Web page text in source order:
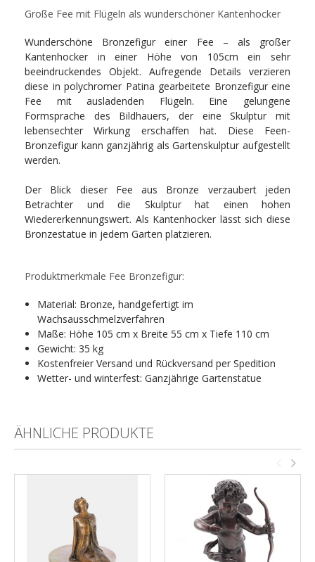
Große Fee mit Flügeln als wunderschöner Kantenhocker
Wunderschöne Bronzefigur einer Fee – als großer
Kantenhocker in einer Höhe von 105cm ein sehr
beeindruckendes Objekt. Aufregende Details verzieren
diese in polychromer Patina gearbeitete Bronzefigur eine
Fee mit ausladenden Flügeln. Eine gelungene
Formsprache des Bildhauers, der eine Skulptur mit
lebensechter Wirkung erschaffen hat. Diese Feen-
Bronzefigur kann ganzjährig als Gartenskulptur aufgestellt
werden.
Der Blick dieser Fee aus Bronze verzaubert jeden
Betrachter und die Skulptur hat einen hohen
Wiedererkennungswert. Als Kantenhocker lässt sich diese
Bronzestatue in jedem Garten platzieren.
Produktmerkmale Fee Bronzefigur:
Material: Bronze, handgefertigt im
Wachsausschmelzverfahren
Maße: Höhe 105 cm x Breite 55 cm x Tiefe 110 cm
Gewicht: 35 kg
Kostenfreier Versand und Rückversand per Spedition
Wetter- und winterfest: Ganzjährige Gartenstatue
ÄHNLICHE PRODUKTE